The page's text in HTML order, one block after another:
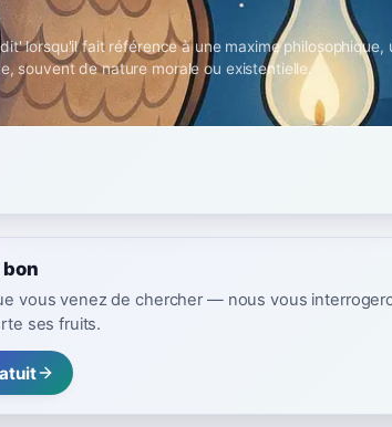
lorsqu'il fait référence à une maxime philosophique,
souvent de nature morale ou existentielle.
vous venez de chercher — nous vous
ses fruits.